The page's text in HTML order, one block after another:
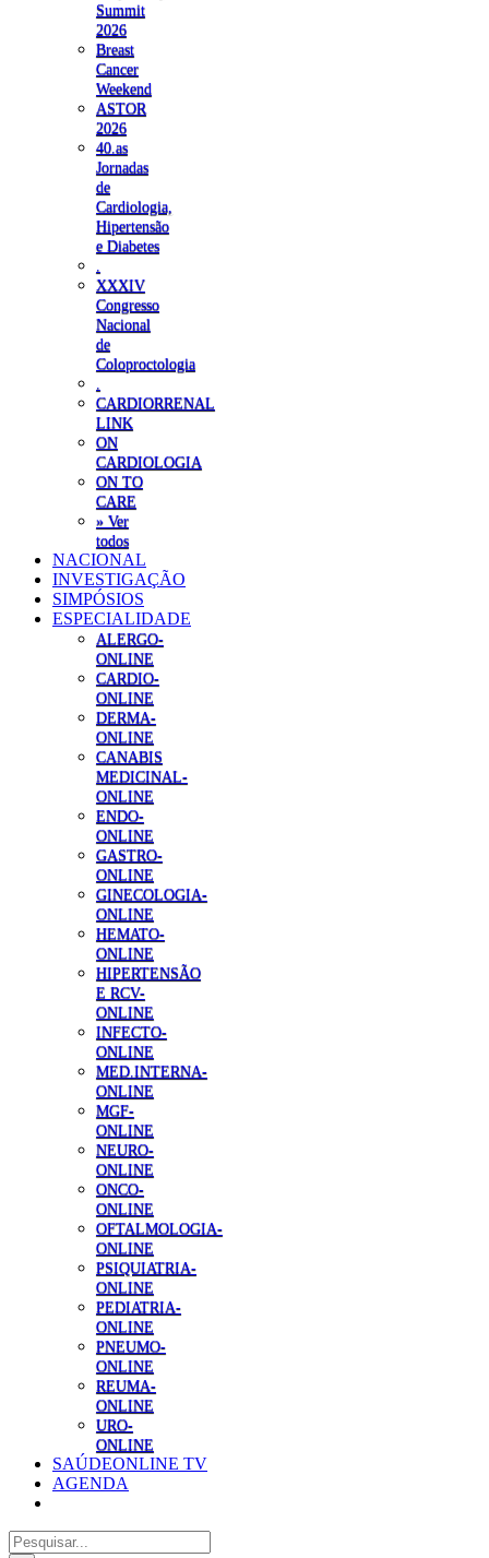
Summit
2026
Breast
Cancer
Weekend
ASTOR
2026
40.as
Jornadas
de
Cardiologia,
Hipertensão
e Diabetes
XXXIV
Congresso
Nacional
de
Coloproctologia
CARDIORRENAL
LINK
ON
CARDIOLOGIA
ON TO
CARE
» Ver
todos
NACIONAL
INVESTIGAÇÃO
SIMPÓSIOS
ESPECIALIDADE
ALERGO-
ONLINE
CARDIO-
ONLINE
DERMA-
ONLINE
CANABIS
MEDICINAL-
ONLINE
ENDO-
ONLINE
GASTRO-
ONLINE
GINECOLOGIA-
ONLINE
HEMATO-
ONLINE
HIPERTENSÃO
E RCV-
ONLINE
INFECTO-
ONLINE
MED.INTERNA-
ONLINE
MGF-
ONLINE
NEURO-
ONLINE
ONCO-
ONLINE
OFTALMOLOGIA-
ONLINE
PSIQUIATRIA-
ONLINE
PEDIATRIA-
ONLINE
PNEUMO-
ONLINE
REUMA-
ONLINE
URO-
ONLINE
SAÚDEONLINE TV
AGENDA
Pesquisar